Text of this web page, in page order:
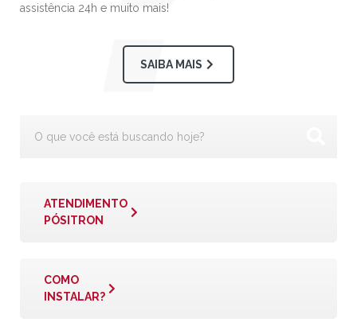
assistência 24h e muito mais!
SAIBA MAIS
ATENDIMENTO
PÓSITRON
COMO
INSTALAR?